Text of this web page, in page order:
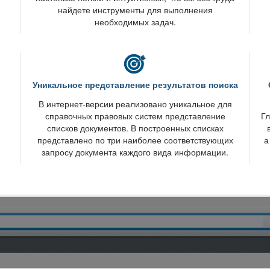
найдете инструменты для выполнения
необходимых задач.
Уникальное представление результатов поиска
интернет-версии реализовано уникальное для
справочных правовых систем представление
списков документов. В построенных списках
представлено по три наиболее соответствующих
запросу документа каждого вида информации.